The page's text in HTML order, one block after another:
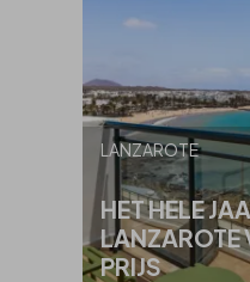
LANZAROTE
HET HELE
LANZAROTE
PRIJS